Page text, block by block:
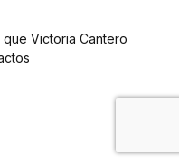
Victoria Cantero